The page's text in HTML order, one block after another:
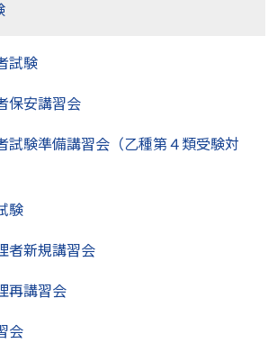
試験
保安講習会
試験準備講習会（乙種第４類受験対
験
者新規講習会
再講習会
会